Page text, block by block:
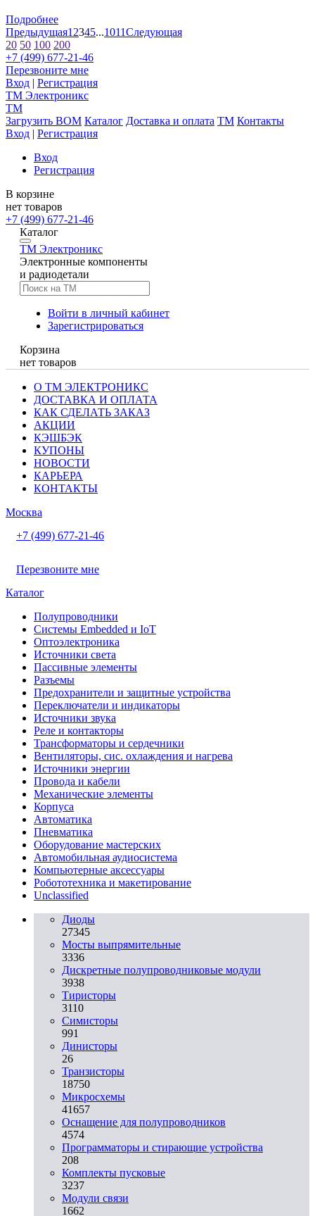
Подробнее
Предыдущая1 2345...1011Следующая
20 50 100 200
+7 (499) 677-21-46
Перезвоните мне
Вход | Регистрация
TM Электроникс
TM
Загрузить BOM Каталог Доставка и оплата TM Контакты
Вход | Регистрация
Вход
Регистрация
В корзине
нет товаров
+7 (499) 677-21-46
Каталог
TM Электроникс
Электронные компоненты
и радиодетали
Войти в личный кабинет
Зарегистрироваться
Корзина
нет товаров
О ТМ ЭЛЕКТРОНИКС
ДОСТАВКА И ОПЛАТА
КАК СДЕЛАТЬ ЗАКАЗ
АКЦИИ
КЭШБЭК
КУПОНЫ
НОВОСТИ
КАРЬЕРА
КОНТАКТЫ
Москва
+7 (499) 677-21-46
Перезвоните мне
Каталог
Полупроводники
Системы Embedded и IoT
Oптоэлектроника
Источники света
Пассивные элементы
Разъeмы
Предохранители и защитные устройства
Переключатели и индикаторы
Источники звука
Реле и контакторы
Трансформаторы и сердечники
Вентиляторы, сис. охлаждения и нагрева
Источники энергии
Провода и кабели
Механические элементы
Корпуса
Автоматика
Пневматика
Оборудование мастерских
Автомобильная аудиосистема
Компьютерные аксессуары
Робототехника и макетирование
Unclassified
Диоды
27345
Мосты выпрямительные
3336
Дискретные полупроводниковые модули
3938
Тиристоры
3110
Симисторы
991
Динисторы
26
Транзисторы
18750
Микросхемы
41657
Оснащение для полупроводников
4574
Программаторы и стирающие устройства
208
Комплекты пусковые
3237
Модули связи
1662